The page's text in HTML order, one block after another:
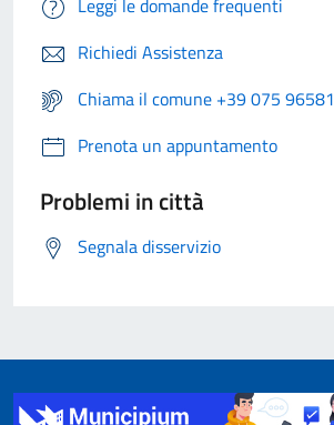
Leggi le domande frequenti
Richiedi Assistenza
Chiama il comune +39 075 96581
Prenota un appuntamento
Problemi in città
Segnala disservizio